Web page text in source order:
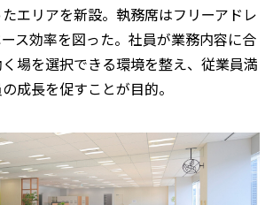
エリアを新設。執務席はフリーアドレ
ス効率を図った。社員が業務内容に合
場を選択できる環境を整え、従業員満
成長を促すことが目的。